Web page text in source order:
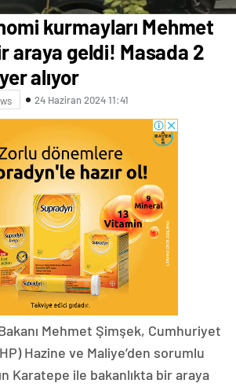
kurmayları Mehmet
araya geldi! Masada 2
alıyor
24 Haziran 2024 11:41
Mehmet Şimşek, Cumhuriyet
Hazine ve Maliye’den sorumlu
Karatepe ile bakanlıkta bir araya